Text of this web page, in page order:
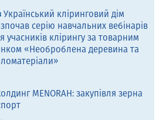
Український кліринговий дім
серію навчальних вебінарів
учасників клірингу за товарним
«Необроблена деревина та
MENORAH: закупівля зерна